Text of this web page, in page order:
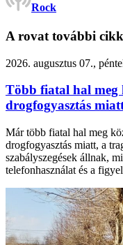
Rock
A rovat további
2026. augusztus 07.,
Több fiatal hal meg
drogfogyasztás
Már több fiatal hal meg
drogfogyasztás miatt, a
szabályszegések állnak,
telefonhasználat és a